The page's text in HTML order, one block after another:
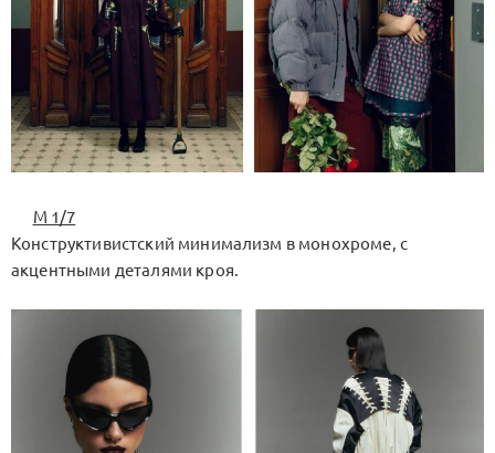
M 1/7
Конструктивистский минимализм в монохроме, с
акцентными деталями кроя.